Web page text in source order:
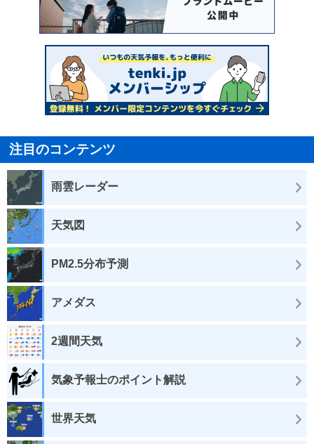
注目のコンテンツ
雨雲レーダー
天気図
PM2.5分布予測
アメダス
2週間天気
気象予報士のポイント解説
世界天気